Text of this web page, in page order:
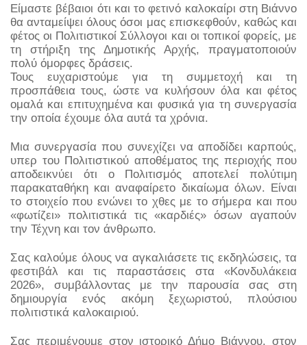
Είμαστε βέβαιοι ότι και το φετινό καλοκαίρι στη Βιάννο
θα ανταμείψει όλους όσοι μας επισκεφθούν, καθώς και
φέτος οι Πολιτιστικοί Σύλλογοι και οι τοπικοί φορείς, με
τη στήριξη της Δημοτικής Αρχής, πραγματοποιούν
πολύ όμορφες δράσεις.
Τους ευχαριστούμε για τη συμμετοχή και τη
προσπάθεια τους, ώστε να κυλήσουν όλα και φέτος
ομαλά και επιτυχημένα και φυσικά για τη συνεργασία
την οποία έχουμε όλα αυτά τα χρόνια.
Μια συνεργασία που συνεχίζει να αποδίδει καρπούς,
υπερ του Πολιτιστικού αποθέματος της περιοχής που
αποδεικνύει ότι ο Πολιτισμός αποτελεί πολύτιμη
παρακαταθήκη και αναφαίρετο δικαίωμα όλων. Είναι
το στοιχείο που ενώνει το χθες με το σήμερα και που
«φωτίζει» πολιτιστικά τις «καρδιές» όσων αγαπούν
την Τέχνη και τον άνθρωπο.
Σας καλούμε όλους να αγκαλιάσετε τις εκδηλώσεις, τα
φεστιβάλ και τις παραστάσεις στα «Κονδυλάκεια
2026», συμβάλλοντας με την παρουσία σας στη
δημιουργία ενός ακόμη ξεχωριστού, πλούσιου
πολιτιστικά καλοκαιριού.
Σας περιμένουμε στον ιστορικό Δήμο Βιάννου, στον